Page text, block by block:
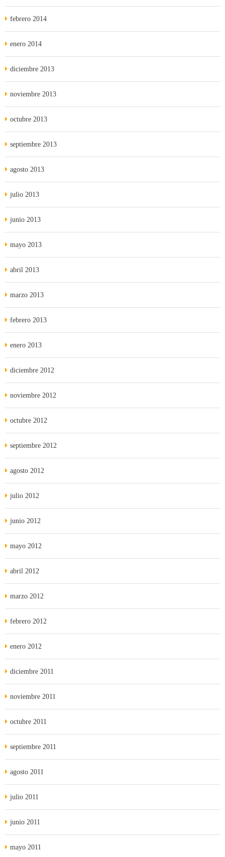
febrero 2014
enero 2014
diciembre 2013
noviembre 2013
octubre 2013
septiembre 2013
agosto 2013
julio 2013
junio 2013
mayo 2013
abril 2013
marzo 2013
febrero 2013
enero 2013
diciembre 2012
noviembre 2012
octubre 2012
septiembre 2012
agosto 2012
julio 2012
junio 2012
mayo 2012
abril 2012
marzo 2012
febrero 2012
enero 2012
diciembre 2011
noviembre 2011
octubre 2011
septiembre 2011
agosto 2011
julio 2011
junio 2011
mayo 2011